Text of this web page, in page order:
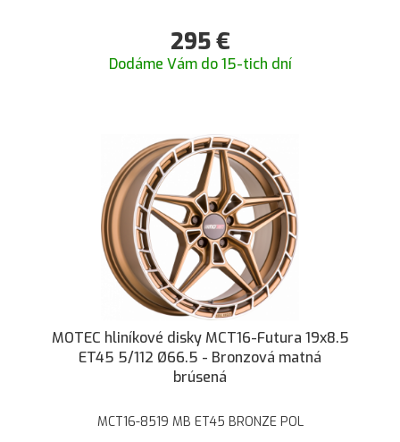
295€
Dodáme Vám do 15-tich dní
MOTEC hliníkové disky MCT16-Futura 19x8.5
ET45 5/112 Ø66.5 - Bronzová matná
brúsená
MCT16-8519 MB ET45 BRONZE POL